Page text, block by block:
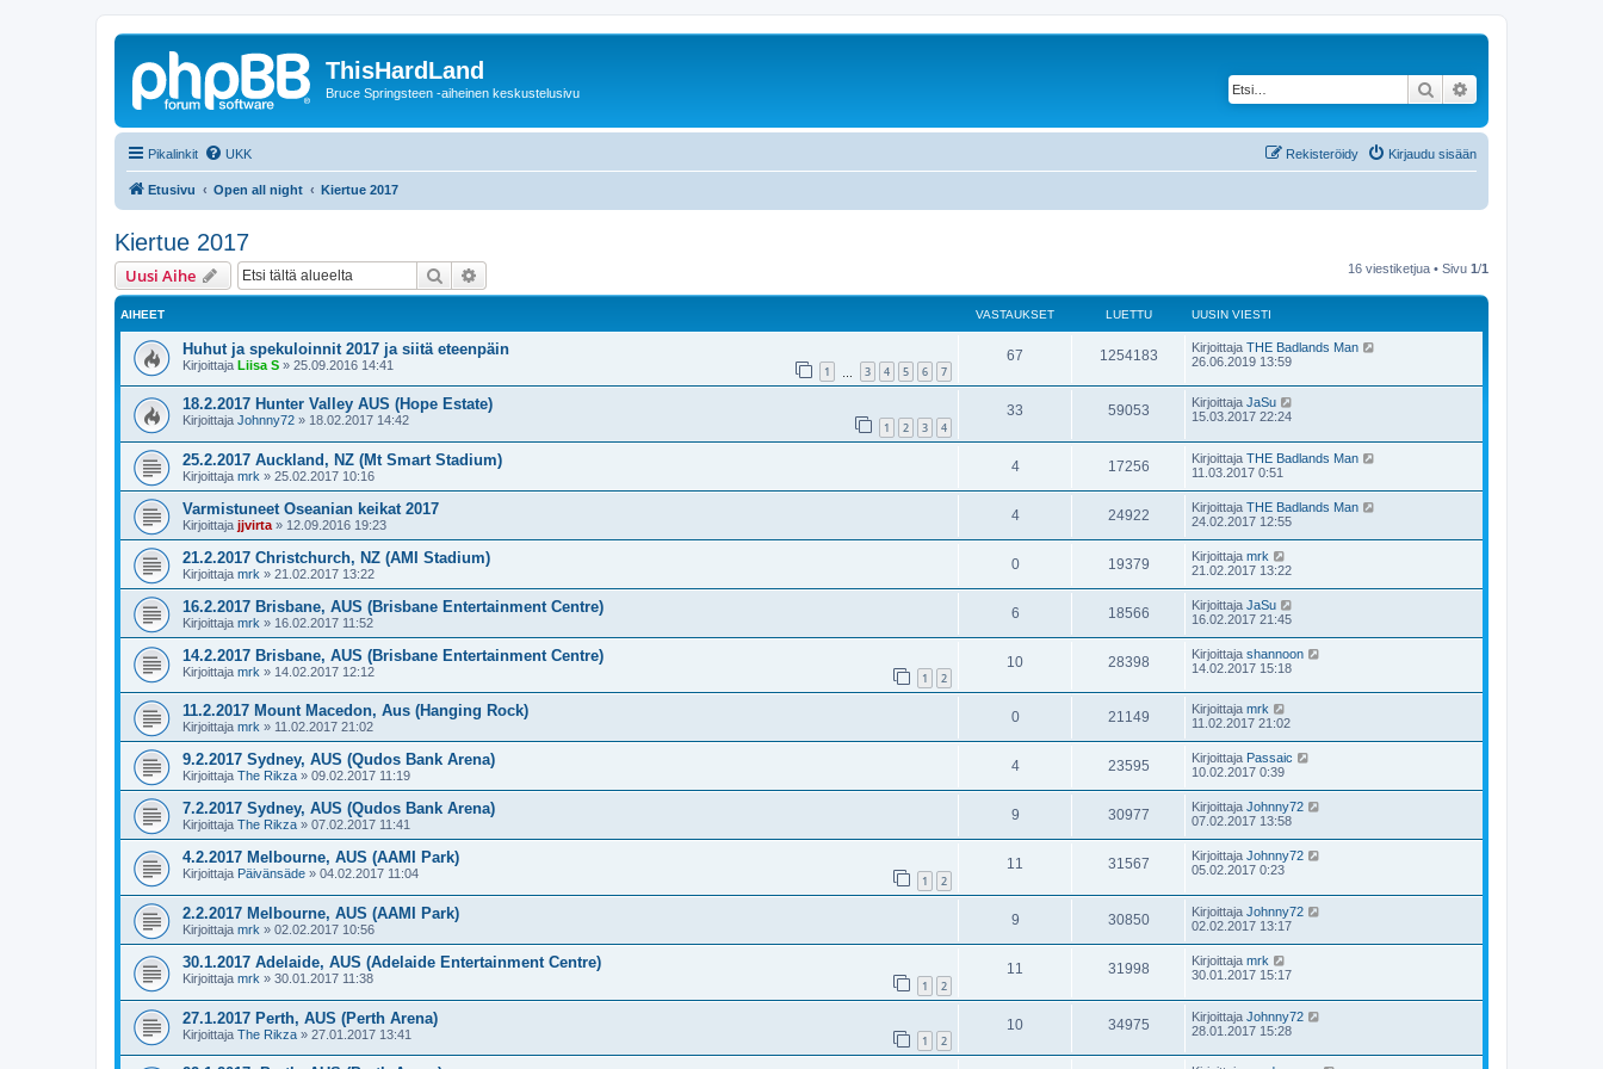
ThisHardLand
Bruce Springsteen -aiheinen keskustelusivu Etsi
Pikalinkit UKK Kirjaudu sisään
Rekisteröidy
Etusivu Open all night Kiertue 2017
Kiertue 2017
Uusi Aihe Etsi 16 viestiketjua • Sivu 1/1
AIHEET VASTAUKSET LUETTU UUSIN VIESTI
Huhut ja spekuloinnit 2017 ja siitä eteenpäin
Kirjoittaja Liisa S » 25.09.2016 14:41 1 3 4 5 6 7
67 1254183 Kirjoittaja THE Badlands Man
26.06.2019 13:59
18.2.2017 Hunter Valley AUS (Hope Estate)
Kirjoittaja Johnny72 » 18.02.2017 14:42 1 2 3 4
33 59053 Kirjoittaja JaSu
15.03.2017 22:24
25.2.2017 Auckland, NZ (Mt Smart Stadium)
Kirjoittaja mrk » 25.02.2017 10:16
4 17256 Kirjoittaja THE Badlands Man
11.03.2017 0:51
Varmistuneet Oseanian keikat 2017
Kirjoittaja jjvirta » 12.09.2016 19:23
4 24922 Kirjoittaja THE Badlands Man
24.02.2017 12:55
21.2.2017 Christchurch, NZ (AMI Stadium)
Kirjoittaja mrk » 21.02.2017 13:22
0 19379 Kirjoittaja mrk
21.02.2017 13:22
16.2.2017 Brisbane, AUS (Brisbane Entertainment Centre)
Kirjoittaja mrk » 16.02.2017 11:52
6 18566 Kirjoittaja JaSu
16.02.2017 21:45
14.2.2017 Brisbane, AUS (Brisbane Entertainment Centre)
Kirjoittaja mrk » 14.02.2017 12:12 1 2
10 28398 Kirjoittaja shannoon
14.02.2017 15:18
11.2.2017 Mount Macedon, Aus (Hanging Rock)
Kirjoittaja mrk » 11.02.2017 21:02
0 21149 Kirjoittaja mrk
11.02.2017 21:02
9.2.2017 Sydney, AUS (Qudos Bank Arena)
Kirjoittaja The Rikza » 09.02.2017 11:19
4 23595 Kirjoittaja Passaic
10.02.2017 0:39
7.2.2017 Sydney, AUS (Qudos Bank Arena)
Kirjoittaja The Rikza » 07.02.2017 11:41
9 30977 Kirjoittaja Johnny72
07.02.2017 13:58
4.2.2017 Melbourne, AUS (AAMI Park)
Kirjoittaja Päivänsäde » 04.02.2017 11:04 1 2
11 31567 Kirjoittaja Johnny72
05.02.2017 0:23
2.2.2017 Melbourne, AUS (AAMI Park)
Kirjoittaja mrk » 02.02.2017 10:56
9 30850 Kirjoittaja Johnny72
02.02.2017 13:17
30.1.2017 Adelaide, AUS (Adelaide Entertainment Centre)
Kirjoittaja mrk » 30.01.2017 11:38 1 2
11 31998 Kirjoittaja mrk
30.01.2017 15:17
27.1.2017 Perth, AUS (Perth Arena)
Kirjoittaja The Rikza » 27.01.2017 13:41 1 2
10 34975 Kirjoittaja Johnny72
28.01.2017 15:28